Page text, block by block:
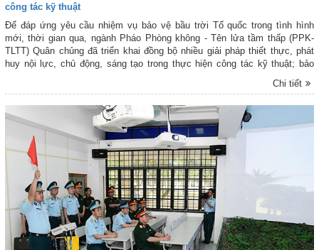
công tác kỹ thuật
Để đáp ứng yêu cầu nhiệm vụ bảo vệ bầu trời Tổ quốc trong tình hình
mới, thời gian qua, ngành Pháo Phòng không - Tên lửa tầm thấp (PPK-
TLTT) Quân chủng đã triển khai đồng bộ nhiều giải pháp thiết thực, phát
huy nội lực, chủ động, sáng tạo trong thực hiện công tác kỹ thuật; bảo
Chi tiết